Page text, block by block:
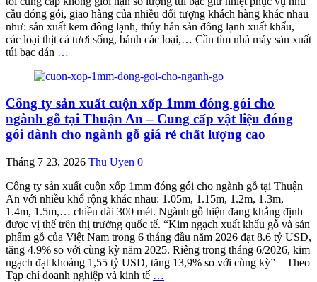
cầu đóng gói, giao hàng của nhiều đối tượng khách hàng khác nhau
như: sản xuất kem đông lạnh, thủy hản sản đông lạnh xuất khẩu,
các loại thịt cá tươi sống, bánh các loại,… Cần tìm nhà máy sản xuất
túi bạc dán …
Công ty sản xuất cuộn xốp 1mm đóng gói cho
ngành gỗ tại Thuận An – Cung cấp vật liệu đóng
gói dành cho ngành gỗ giá rẻ chất lượng cao
Tháng 7 23, 2026 Thu Uyen 0
Công ty sản xuất cuộn xốp 1mm đóng gói cho ngành gỗ tại Thuận
An với nhiều khổ rộng khác nhau: 1.05m, 1.15m, 1.2m, 1.3m,
1.4m, 1.5m,… chiều dài 300 mét. Ngành gỗ hiện đang khẳng định
được vị thế trên thị trường quốc tế. “Kim ngạch xuất khẩu gỗ và sản
phẩm gỗ của Việt Nam trong 6 tháng đầu năm 2026 đạt 8.6 tỷ USD,
tăng 4.9% so với cùng kỳ năm 2025. Riêng trong tháng 6/2026, kim
ngạch đạt khoảng 1,55 tỷ USD, tăng 13,9% so với cùng kỳ” – Theo
Tạp chí doanh nghiệp và kinh tế …